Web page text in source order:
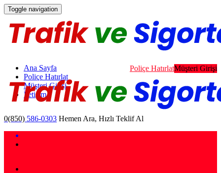
Toggle navigation
Ana Sayfa
Poliçe Hatırlat
Müşteri Girişi
İletişim
Müşteri Girişi
Poliçe Hatırlat
0(850) 586-0303 Hemen Ara, Hızlı Teklif Al